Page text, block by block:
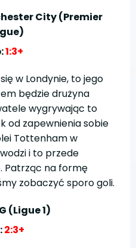
City (Premier
1:3+
w Londynie, to jego
będzie drużyna
wygrywając to
od zapewnienia sobie
Tottenham w
i to przede
Patrząc na formę
zobaczyć sporo goli.
(Ligue 1)
2:3+